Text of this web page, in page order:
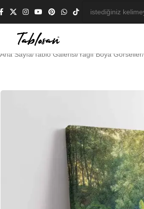
Ana Sayfa/ Tablo Galerisi/ Yağlı Boya Görseller/